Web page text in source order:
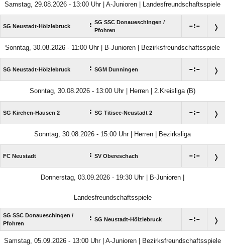
Samstag, 29.08.2026 - 13:00 Uhr | A-Junioren | Landesfreundschaftsspiele
SG Neustadt-Hölzlebruck : SG SSC Donaueschingen /​
Pfohren
:
Sonntag, 30.08.2026 - 11:00 Uhr | B-Junioren | Bezirksfreundschaftsspiele
SG Neustadt-Hölzlebruck : SGM Dunningen :
Sonntag, 30.08.2026 - 13:00 Uhr | Herren | 2.Kreisliga (B)
SG Kirchen-Hausen 2 : SG Titisee-Neustadt 2 :
Sonntag, 30.08.2026 - 15:00 Uhr | Herren | Bezirksliga
FC Neustadt : SV Obereschach :
Donnerstag, 03.09.2026 - 19:30 Uhr | B-Junioren |
Landesfreundschaftsspiele
SG SSC Donaueschingen /​
Pfohren
: SG Neustadt-Hölzlebruck :
Samstag, 05.09.2026 - 13:00 Uhr | A-Junioren | Bezirksfreundschaftsspiele